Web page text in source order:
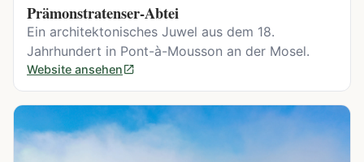
Prämonstratenser-Abtei
Ein architektonisches Juwel aus dem 18.
Jahrhundert in Pont-à-Mousson an der Mosel.
Website ansehen